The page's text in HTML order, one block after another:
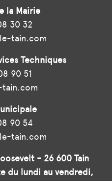
la Mairie
30 32
tain.com
Techniques
90 51
90 54
tain.com
- 26 600 Tain
du lundi au vendredi,